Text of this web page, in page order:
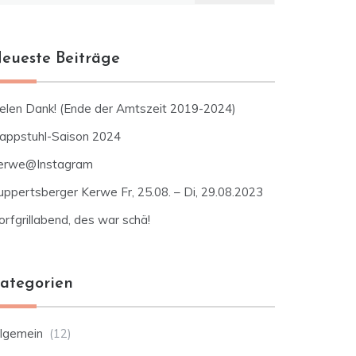
Beiträge
Dank! (Ende der Amtszeit 2019-2024)
Saison 2024
Kerwe Fr, 25.08. – Di, 29.08.2023
des war schä!
(12)